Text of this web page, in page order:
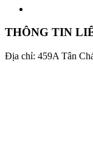
THÔNG TIN
Địa chỉ: 459A Tân